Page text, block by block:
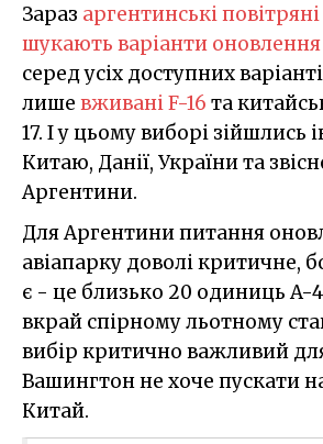
Зараз аргентинські
шукають варіанти оновлення
серед усіх доступних
лише вживані F-16 та
17. І у цьому виборі зійшлись
Китаю, Данії, України та
Аргентини.
Для Аргентини питання
авіапарку доволі критичне,
є - це близько 20 одиниць A-
вкрай спірному льотному
вибір критично важливий
Вашингтон не хоче пускати
Китай.